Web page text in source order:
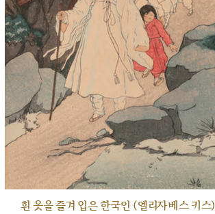
흰 옷을 즐겨 입은 한국인 (엘리자베스 키스)